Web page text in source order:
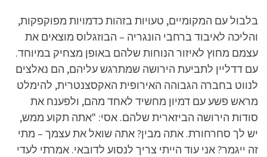
בלבול עם המקומיים, טעויות בזהות כדמויות מפוקפקות,
והליכה לאיבוד ברחבי הונגריה – הבוזגלוס מוצאים את
עצמם מחוץ לאיזור הנוחות שלהם באופן מצחיק במיוחד.
עם דדליין לתביעת הירושה שמתרגש עליהם, הם נאלצים
לנווט בחברה הגבוהה האירופית האקסצנטרית, להימלט
מראש פשע עם דמיון מחשיד לאחד מהם, ולפענח את
סודות הירושה הביזארית שלהם. אסי: "אתה תקוע ממש,
יש לך סחרחורת. אתה מבין? אתה שואל את עצמך – מתי
זה ייגמר? אני עוד הייתי צריך לנסוע לדובאי. אמרתי לעדי